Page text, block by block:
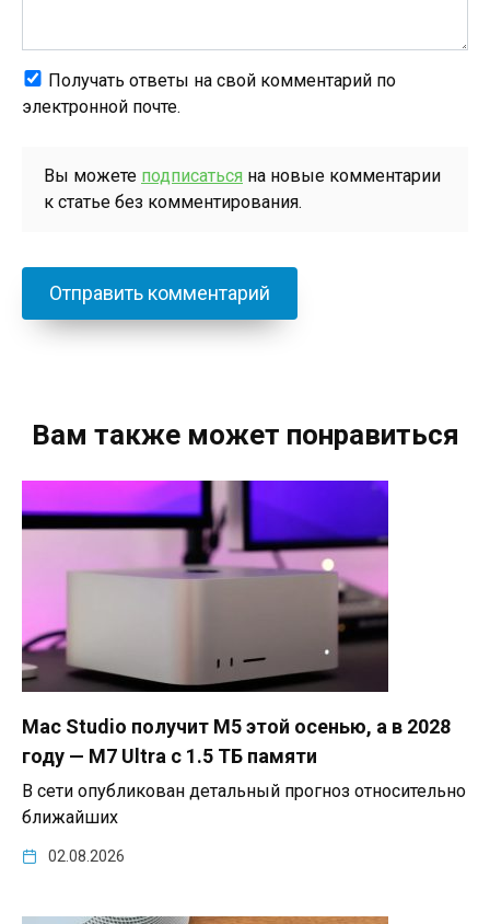
Получать ответы на свой комментарий по
электронной почте.
Вы можете подписаться на новые комментарии
к статье без комментирования.
Вам также может понравиться
Mac Studio получит M5 этой осенью, а в 2028
году — M7 Ultra с 1.5 ТБ памяти
В сети опубликован детальный прогноз относительно
ближайших
02.08.2026